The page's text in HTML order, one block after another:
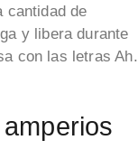
cantidad de
y libera durante
con las letras Ah.